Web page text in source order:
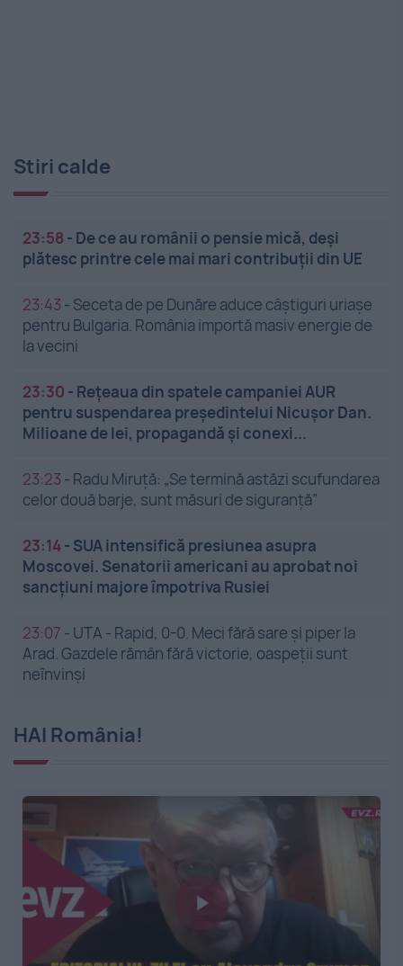
Stiri calde
23:58 - De ce au românii o pensie mică, deși
plătesc printre cele mai mari contribuții din UE
23:43 - Seceta de pe Dunăre aduce câștiguri uriașe
pentru Bulgaria. România importă masiv energie de
la vecini
23:30 - Rețeaua din spatele campaniei AUR
pentru suspendarea președintelui Nicușor Dan.
Milioane de lei, propagandă și conexi...
23:23 - Radu Miruță: „Se termină astăzi scufundarea
celor două barje, sunt măsuri de siguranţă”
23:14- SUA intensifică presiunea asupra
Moscovei. Senatorii americani au aprobat noi
sancțiuni majore împotriva Rusiei
23:07 - UTA - Rapid, 0-0. Meci fără sare și piper la
Arad. Gazdele rămân fără victorie, oaspeții sunt
neînvinși
HAI România!